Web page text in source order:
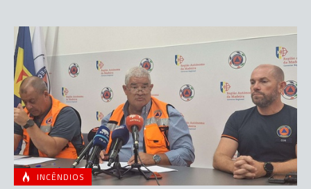
INCÊNDIOS